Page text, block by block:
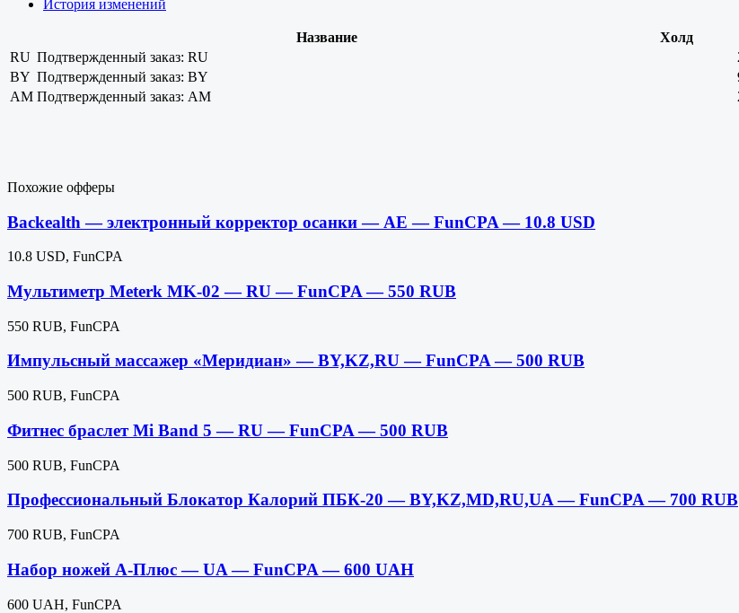
История изменений
Название Холд
RU Подтвержденный заказ: RU
BY Подтвержденный заказ: BY
AM Подтвержденный заказ: AM
Похожие офферы
Backealth — электронный корректор осанки — AE — FunCPA — 10.8 USD
10.8 USD, FunCPA
Мультиметр Meterk MK-02 — RU — FunCPA — 550 RUB
550 RUB, FunCPA
Импульсный массажер «Меридиан» — BY,KZ,RU — FunCPA — 500 RUB
500 RUB, FunCPA
Фитнес браслет Mi Band 5 — RU — FunCPA — 500 RUB
500 RUB, FunCPA
Профессиональный Блокатор Калорий ПБК-20 — BY,KZ,MD,RU,UA — FunCPA — 700 RUB
700 RUB, FunCPA
Набор ножей А-Плюс — UA — FunCPA — 600 UAH
600 UAH, FunCPA